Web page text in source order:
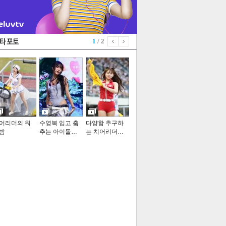
1 / 2
리더의 워
수영복 입고 춤
추는 아이돌…
다양함 추구하
는 치어리더…